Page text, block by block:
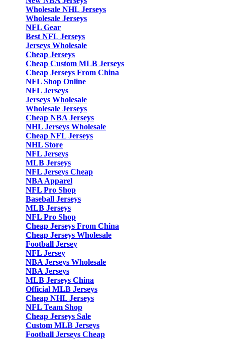
Wholesale NHL Jerseys
Wholesale Jerseys
NFL Gear
Best NFL Jerseys
Jerseys Wholesale
Cheap Jerseys
Cheap Custom MLB Jerseys
Cheap Jerseys From China
NFL Shop Online
NFL Jerseys
Jerseys Wholesale
Wholesale Jerseys
Cheap NBA Jerseys
NHL Jerseys Wholesale
Cheap NFL Jerseys
NHL Store
NFL Jerseys
MLB Jerseys
NFL Jerseys Cheap
NBA Apparel
NFL Pro Shop
Baseball Jerseys
MLB Jerseys
NFL Pro Shop
Cheap Jerseys From China
Cheap Jerseys Wholesale
Football Jersey
NFL Jersey
NBA Jerseys Wholesale
NBA Jerseys
MLB Jerseys China
Official MLB Jerseys
Cheap NHL Jerseys
NFL Team Shop
Cheap Jerseys Sale
Custom MLB Jerseys
Football Jerseys Cheap